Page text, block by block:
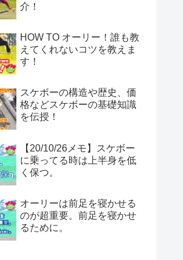
介！
HOW TO オーリー！誰も教
えてくれないコツを教えま
す！
スケボーの構造や歴史、価
格などスケボーの基礎知識
を伝授！
【20/10/26メモ】スケボー
に乗ってる時は上半身を低
く保つ。
オーリーは前足を寝かせる
のが超重要。前足を寝かせ
るために。